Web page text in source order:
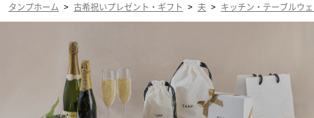
タンプホーム > 古希祝いプレゼント・ギフト > 夫 > キッチン・テーブルウ